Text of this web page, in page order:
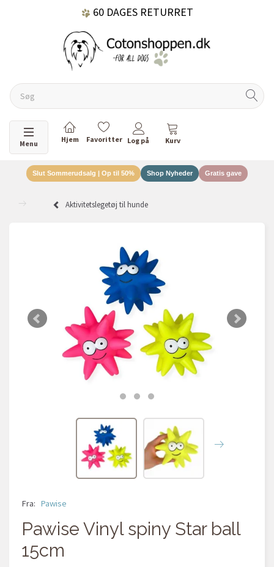
60 DAGES RETURRET
Skifte navigation
Menu
Slut Sommerudsalg | Op til 50% Shop Nyheder Gratis gave
Aktivitetslegetøj til hunde
Fra: Pawise
Pawise Vinyl spiny Star ball
15cm